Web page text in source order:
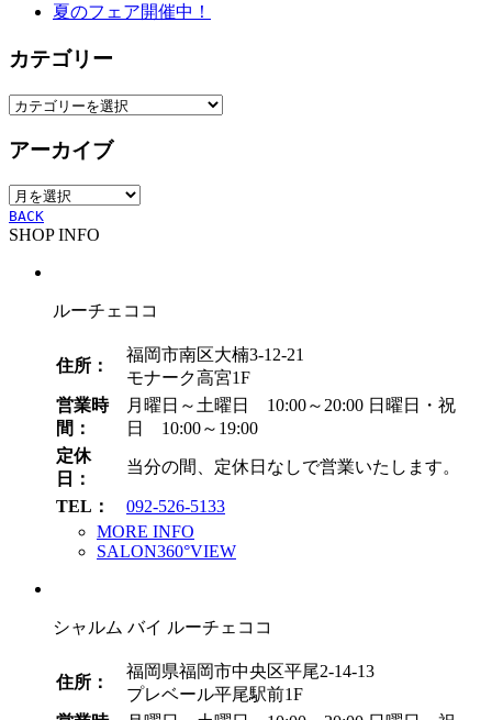
夏のフェア開催中！
カテゴリー
カ
ゴ
ー
アーカイブ
ア
ー
カ
BACK
SHOP INFO
ルーチェココ
住所：
福岡市南区大楠3-12-21
モナーク高宮1F
営業時
間：
月曜日～土曜日 10:00～20:00 日曜日・祝
日 10:00～19:00
定休
日：
当分の間、定休日なしで営業いたします。
TEL：
092-526-5133
MORE INFO
SALON360°VIEW
シャルム バイ ルーチェココ
住所：
福岡県福岡市中央区平尾2-14-13
プレベール平尾駅前1F